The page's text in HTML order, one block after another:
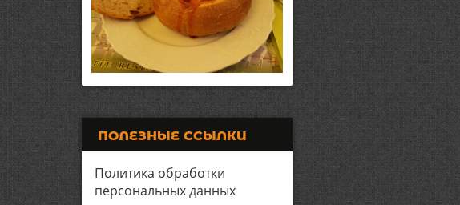
ПОЛЕЗНЫЕ ССЫЛКИ
Политика обработки
персональных данных